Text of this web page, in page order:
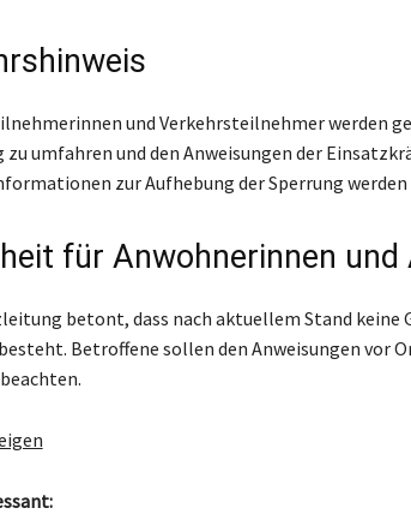
und Verkehrsteilnehmer werden
umfahren und den Anweisungen der
zur Aufhebung der Sperrung
für Anwohnerinnen und
betont, dass nach aktuellem Stand keine
Betroffene sollen den Anweisungen vor